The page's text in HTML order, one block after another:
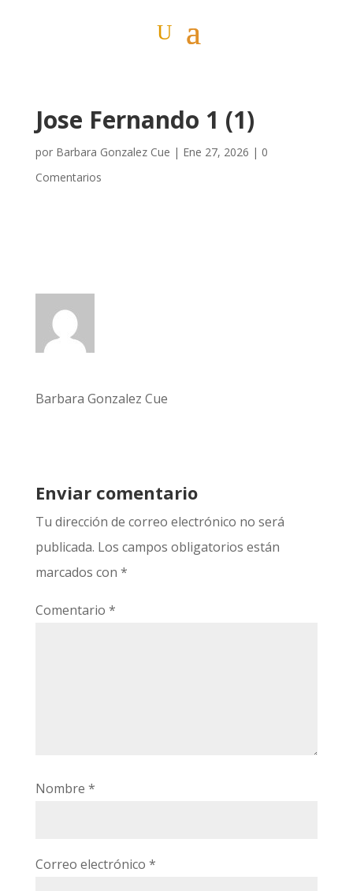
Jose Fernando 1 (1)
por Barbara Gonzalez Cue | Ene 27, 2026 | 0
Comentarios
Barbara Gonzalez Cue
Enviar comentario
Tu dirección de correo electrónico no será
publicada. Los campos obligatorios están
marcados con *
Comentario *
Nombre *
Correo electrónico *